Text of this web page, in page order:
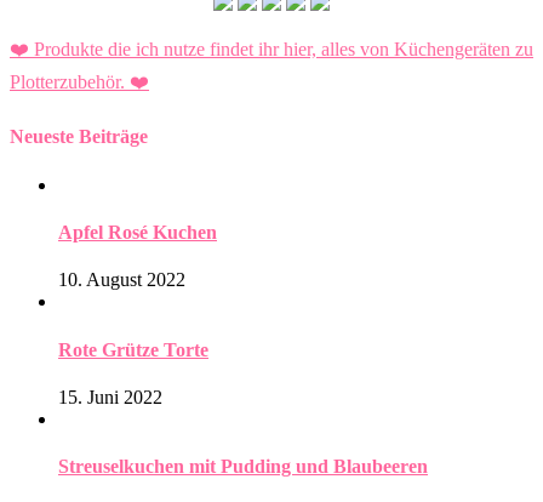
❤️ Produkte die ich nutze findet ihr hier, alles von Küchengeräten zu
Plotterzubehör. ❤️
Neueste Beiträge
Apfel Rosé Kuchen
10. August 2022
Rote Grütze Torte
15. Juni 2022
Streuselkuchen mit Pudding und Blaubeeren